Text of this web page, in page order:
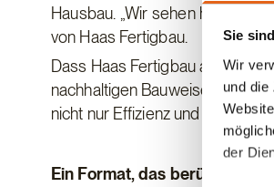
Sie
Wir
und die
der
Hausbau. „Wir sehen hier die
von Haas Fertigbau.
Dass Haas Fertigbau als
nachhaltigen Bauweisen in der
nicht nur Effizienz und
Ein Format, das berührt und